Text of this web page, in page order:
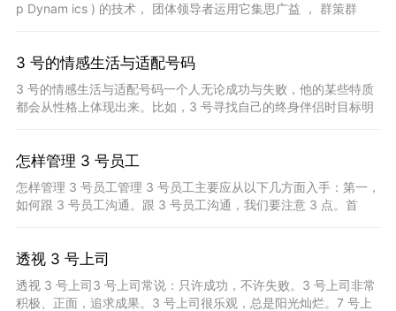
p Dynam ics ) 的技术， 团体领导者运用它集思广益 ， 群策群
3 号的情感生活与适配号码
3 号的情感生活与适配号码一个人无论成功与失败，他的某些特质
都会从性格上体现出来。比如，3 号寻找自己的终身伴侣时目标明
怎样管理 3 号员工
怎样管理 3 号员工管理 3 号员工主要应从以下几方面入手：第一，
如何跟 3 号员工沟通。跟 3 号员工沟通，我们要注意 3 点。首
透视 3 号上司
透视 3 号上司3 号上司常说：只许成功，不许失败。3 号上司非常
积极、正面，追求成果。3 号上司很乐观，总是阳光灿烂。7 号上